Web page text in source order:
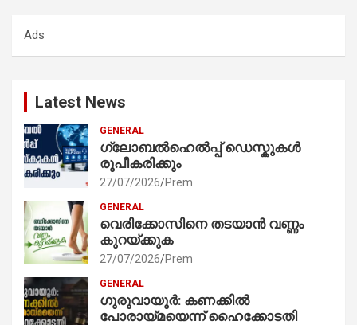
h
Ads
Latest News
GENERAL
ഗ്ലോബൽഹെൽപ്പ് ഡെസ്കുകൾ
രൂപീകരിക്കും
27/07/2026 Prem
GENERAL
വെരിക്കോസിനെ തടയാൻ വണ്ണം
കുറയ്ക്കുക
27/07/2026 Prem
GENERAL
ഗുരുവായൂർ: കണക്കിൽ
പോരായ്മയെന്ന് ഹൈക്കോടതി